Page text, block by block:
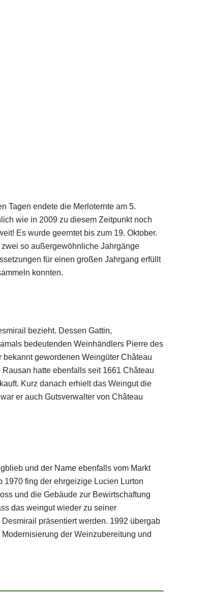
Tagen endete die Merloternte am 5.
wie in 2009 zu diesem Zeitpunkt noch
Es wurde geerntet bis zum 19. Oktober.
so außergewöhnliche Jahrgänge
für einen großen Jahrgang erfüllt
konnten.
bezieht. Dessen Gattin,
bedeutenden Weinhändlers Pierre des
gewordenen Weingüter Château
hatte ebenfalls seit 1661 Château
Kurz danach erhielt das Weingut die
er auch Gutsverwalter von Château
und der Name ebenfalls vom Markt
1970 fing der ehrgeizige Lucien Lurton
und die Gebäude zur Bewirtschaftung
das weingut wieder zu seiner
präsentiert werden. 1992 übergab
der Weinzubereitung und